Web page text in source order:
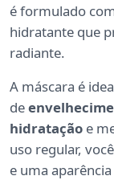
é formulado
hidratante que
radiante.
A máscara é
de
hidratação e
uso regular,
e uma